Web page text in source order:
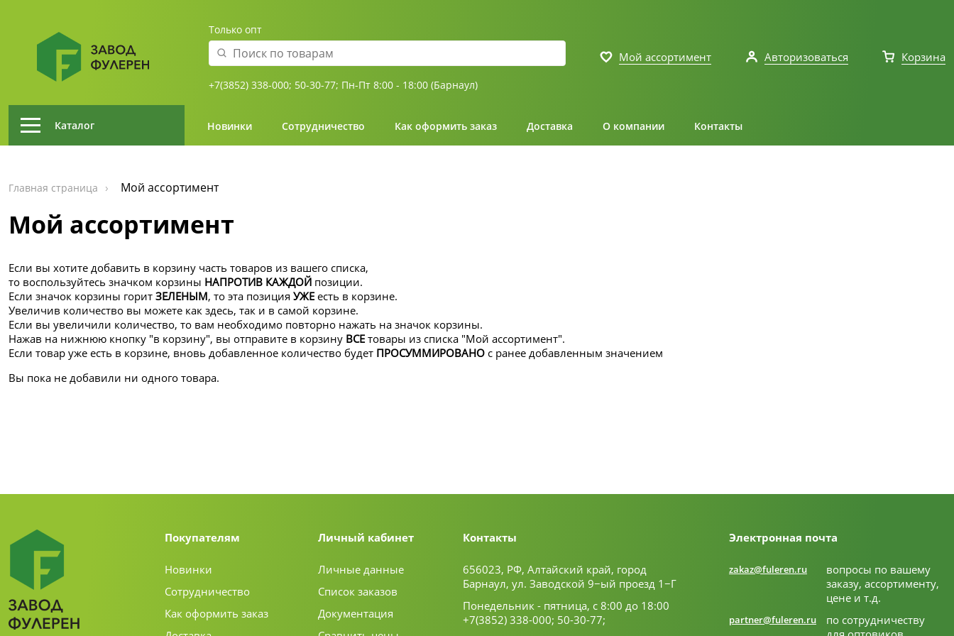
Только опт
+7(3852) 338-000; 50-30-77; Пн-Пт 8:00 - 18:00 (Барнаул)
Мой ассортимент Авторизоваться Корзина
Каталог Новинки Сотрудничество Как оформить заказ Доставка О компании Контакты
Главная страница Мой ассортимент
Мой ассортимент
Если вы хотите добавить в корзину часть товаров из вашего списка,
то воспользуйтесь значком корзины НАПРОТИВ КАЖДОЙ позиции.
Если значок корзины горит ЗЕЛЕНЫМ, то эта позиция УЖЕ есть в корзине.
Увеличив количество вы можете как здесь, так и в самой корзине.
Если вы увеличили количество, то вам необходимо повторно нажать на значок корзины.
Нажав на нижнюю кнопку "в корзину", вы отправите в корзину ВСЕ товары из списка "Мой ассортимент".
Если товар уже есть в корзине, вновь добавленное количество будет ПРОСУММИРОВАНО с ранее добавленным значением
Вы пока не добавили ни одного товара.
Покупателям
Новинки
Сотрудничество
Как оформить заказ
Личный кабинет
Личные данные
Список заказов
Документация
Контакты
656023, РФ, Алтайский край, город
Барнаул, ул. Заводской 9−ый проезд 1−Г
Понедельник - пятница, с 8:00 до 18:00
+7(3852) 338-000; 50-30-77;
Электронная почта
zakaz@fuleren.ru
вопросы по вашему
заказу, ассортименту,
цене и т.д.
partner@fuleren.ru
по сотрудничеству